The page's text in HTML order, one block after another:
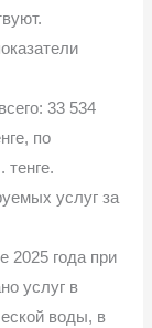
33 534
по
тенге.
услуг за
2025 года при
услуг в
воды, в